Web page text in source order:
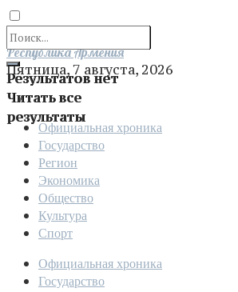
Результатов нет
Читать все
результаты
Отправить
Республика Армения
Пятница, 7 августа, 2026
Официальная хроника
Государство
Регион
Экономика
Общество
Культура
Спорт
Официальная хроника
Государство